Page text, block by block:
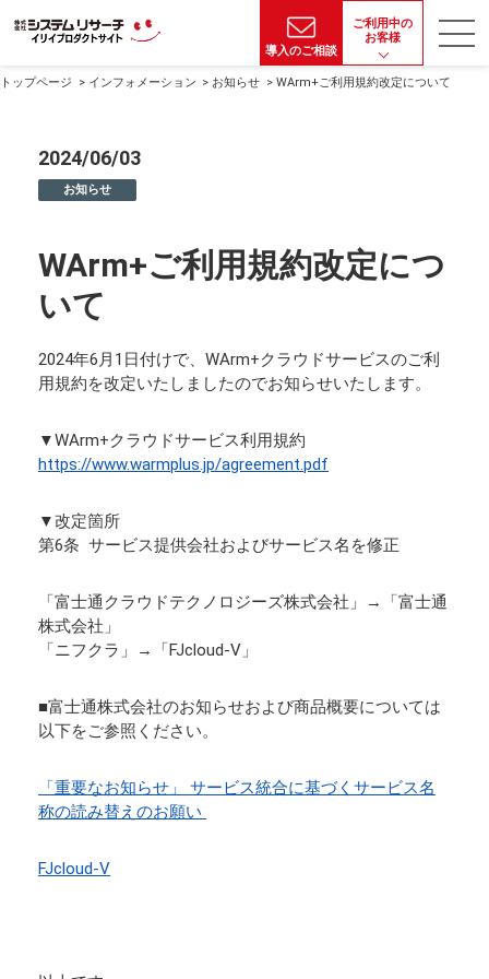
導入のご相談
ご利用中の
お客様
トップページ インフォメーション お知らせ WArm+ご利用規約改定について
2024/06/03
お知らせ
WArm+ご利用規約改定につ
いて
2024年6月1日付けで、WArm+クラウドサービスのご利
用規約を改定いたしましたのでお知らせいたします。
▼WArm+クラウドサービス利用規約
https://www.warmplus.jp/agreement.pdf
▼改定箇所
第6条 サービス提供会社およびサービス名を修正
「富士通クラウドテクノロジーズ株式会社」→「富士通
株式会社」
「ニフクラ」→「FJcloud-V」
■富士通株式会社のお知らせおよび商品概要については
以下をご参照ください。
「重要なお知らせ」 サービス統合に基づくサービス名
称の読み替えのお願い
FJcloud-V